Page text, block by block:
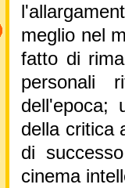
meglio nel
fatto di
personali
dell'epoca;
della critica
di
cinema